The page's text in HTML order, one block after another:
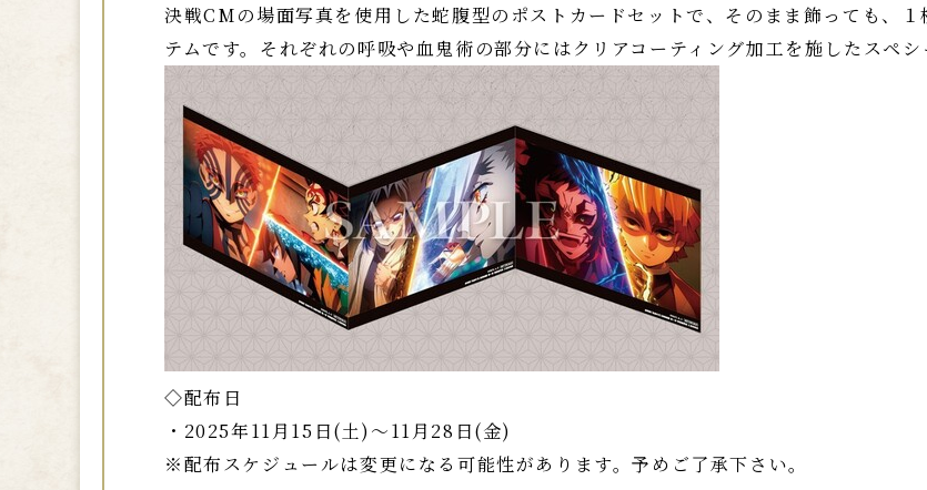
決戦CMの場面写真を使用した蛇腹型のポストカードセットで、そのまま飾っても、
テムです。それぞれの呼吸や血鬼術の部分にはクリアコーティング加工を施したスペシ
◇配布日
・2025年11月15日(土)～11月28日(金)
※配布スケジュールは変更になる可能性があります。予めご了承下さい。